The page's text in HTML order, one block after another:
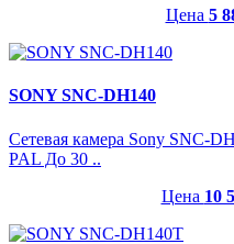
Цена 5
SONY SNC-DH140
Сетевая камера Sony SNC-
PAL До 30 ..
Цена 10